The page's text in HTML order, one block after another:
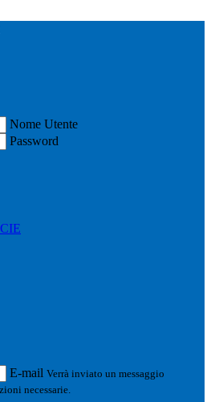
Nome Utente
Password
E-mail Verrà inviato un messaggio
necessarie.